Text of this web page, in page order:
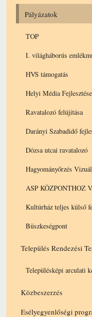
Pályázatok
TOP
I. világháborús
HVS támogatás
Helyi Média Fejlesztése
Ravatalozó felújítása
Darányi Szabadidő
Dózsa utcai ravatalozó
Hagyományőrzés
ASP KÖZPONTHOZ
Kultúrház teljes külső
Büszkeségpont
Település Rendezési
Településképi arculati
Közbeszerzés
Esélyegyenlőségi